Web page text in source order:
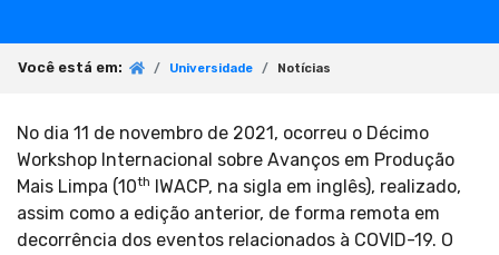
Você está em: Universidade Notícias
No dia 11 de novembro de 2021, ocorreu o Décimo
Workshop Internacional sobre Avanços em Produção
Mais Limpa (10th
IWACP, na sigla em inglês), realizado,
assim como a edição anterior, de forma remota em
decorrência dos eventos relacionados à COVID-19. O